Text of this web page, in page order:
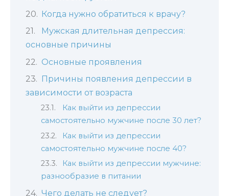
Когда нужно обратиться к врачу?
Мужская длительная депрессия:
основные причины
Основные проявления
Причины появления депрессии в
зависимости от возраста
Как выйти из депрессии
самостоятельно мужчине после 30 лет?
Как выйти из депрессии
самостоятельно мужчине после 40?
Как выйти из депрессии мужчине:
разнообразие в питании
Чего делать не следует?